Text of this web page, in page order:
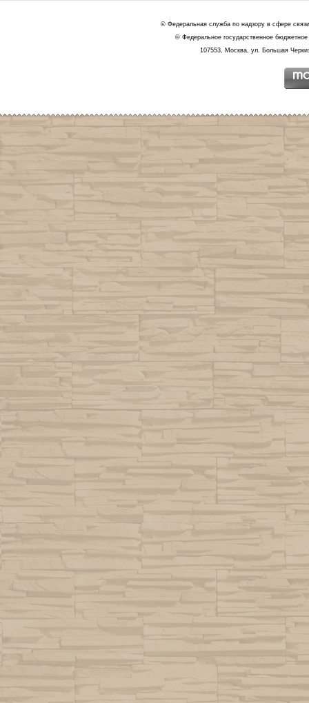
© Федеральная служба по надзору в сфере
© Федеральное государственное
107553, Москва, ул. Большая